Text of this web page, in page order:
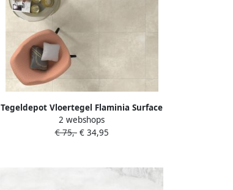
Tegeldepot Vloertegel Flaminia Surface
Sand 90x90 cm Gerectificeerd
(Doosinhoud 1.62 m2)
2 webshops
€ 75,-€ 34,95